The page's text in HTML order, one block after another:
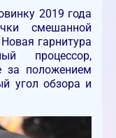
2019 года
смешанной
гарнитура
процессор,
за положением
угол обзора и